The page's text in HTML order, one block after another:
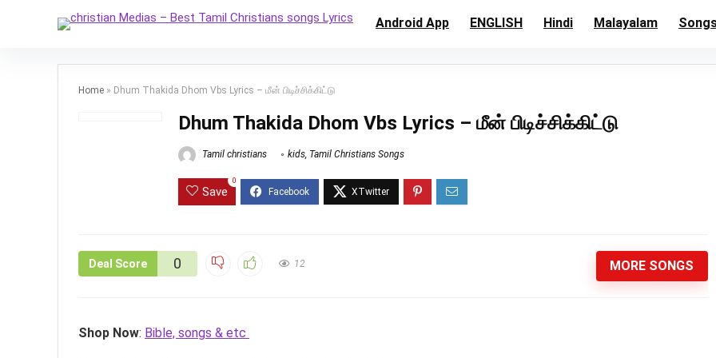
Android App ENGLISH Hindi Malayalam
Home » Dhum Thakida Dhom Vbs Lyrics – மீன் பிடிச்சிக்கிட்டு
Dhum Thakida Dhom Vbs Lyrics – மீன் பிடிச்சிக்கிட்டு
Tamil christians kids, Tamil Christians Songs
Save
0
Deal Score 0 12 MORE SONGS
Shop Now: Bible, songs & etc